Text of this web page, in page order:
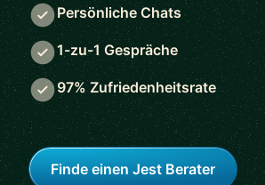
Persönliche Chats
1-zu-1 Gespräche
97% Zufriedenheitsrate
Finde einen Jest Berater